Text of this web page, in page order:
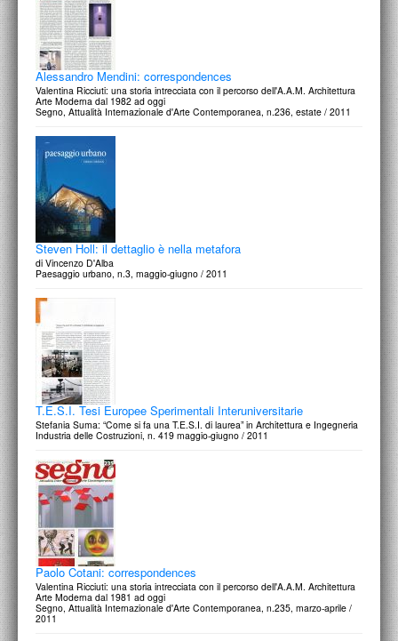
Alessandro Mendini: correspondences
Valentina Ricciuti: una storia intrecciata con il percorso dell'A.A.M. Architettura
Arte Moderna dal 1982 ad oggi
Segno, Attualità Internazionale d'Arte Contemporanea, n.236, estate / 2011
Steven Holl: il dettaglio è nella metafora
di Vincenzo D'Alba
Paesaggio urbano, n.3, maggio-giugno / 2011
T.E.S.I. Tesi Europee Sperimentali Interuniversitarie
Stefania Suma: “Come si fa una T.E.S.I. di laurea” in Architettura e Ingegneria
Industria delle Costruzioni, n. 419 maggio-giugno / 2011
Paolo Cotani: correspondences
Valentina Ricciuti: una storia intrecciata con il percorso dell'A.A.M. Architettura
Arte Moderna dal 1981 ad oggi
Segno, Attualità Internazionale d'Arte Contemporanea, n.235, marzo-aprile /
2011